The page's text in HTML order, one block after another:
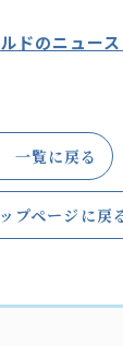
ドのニュー
一覧に戻る
プページに戻